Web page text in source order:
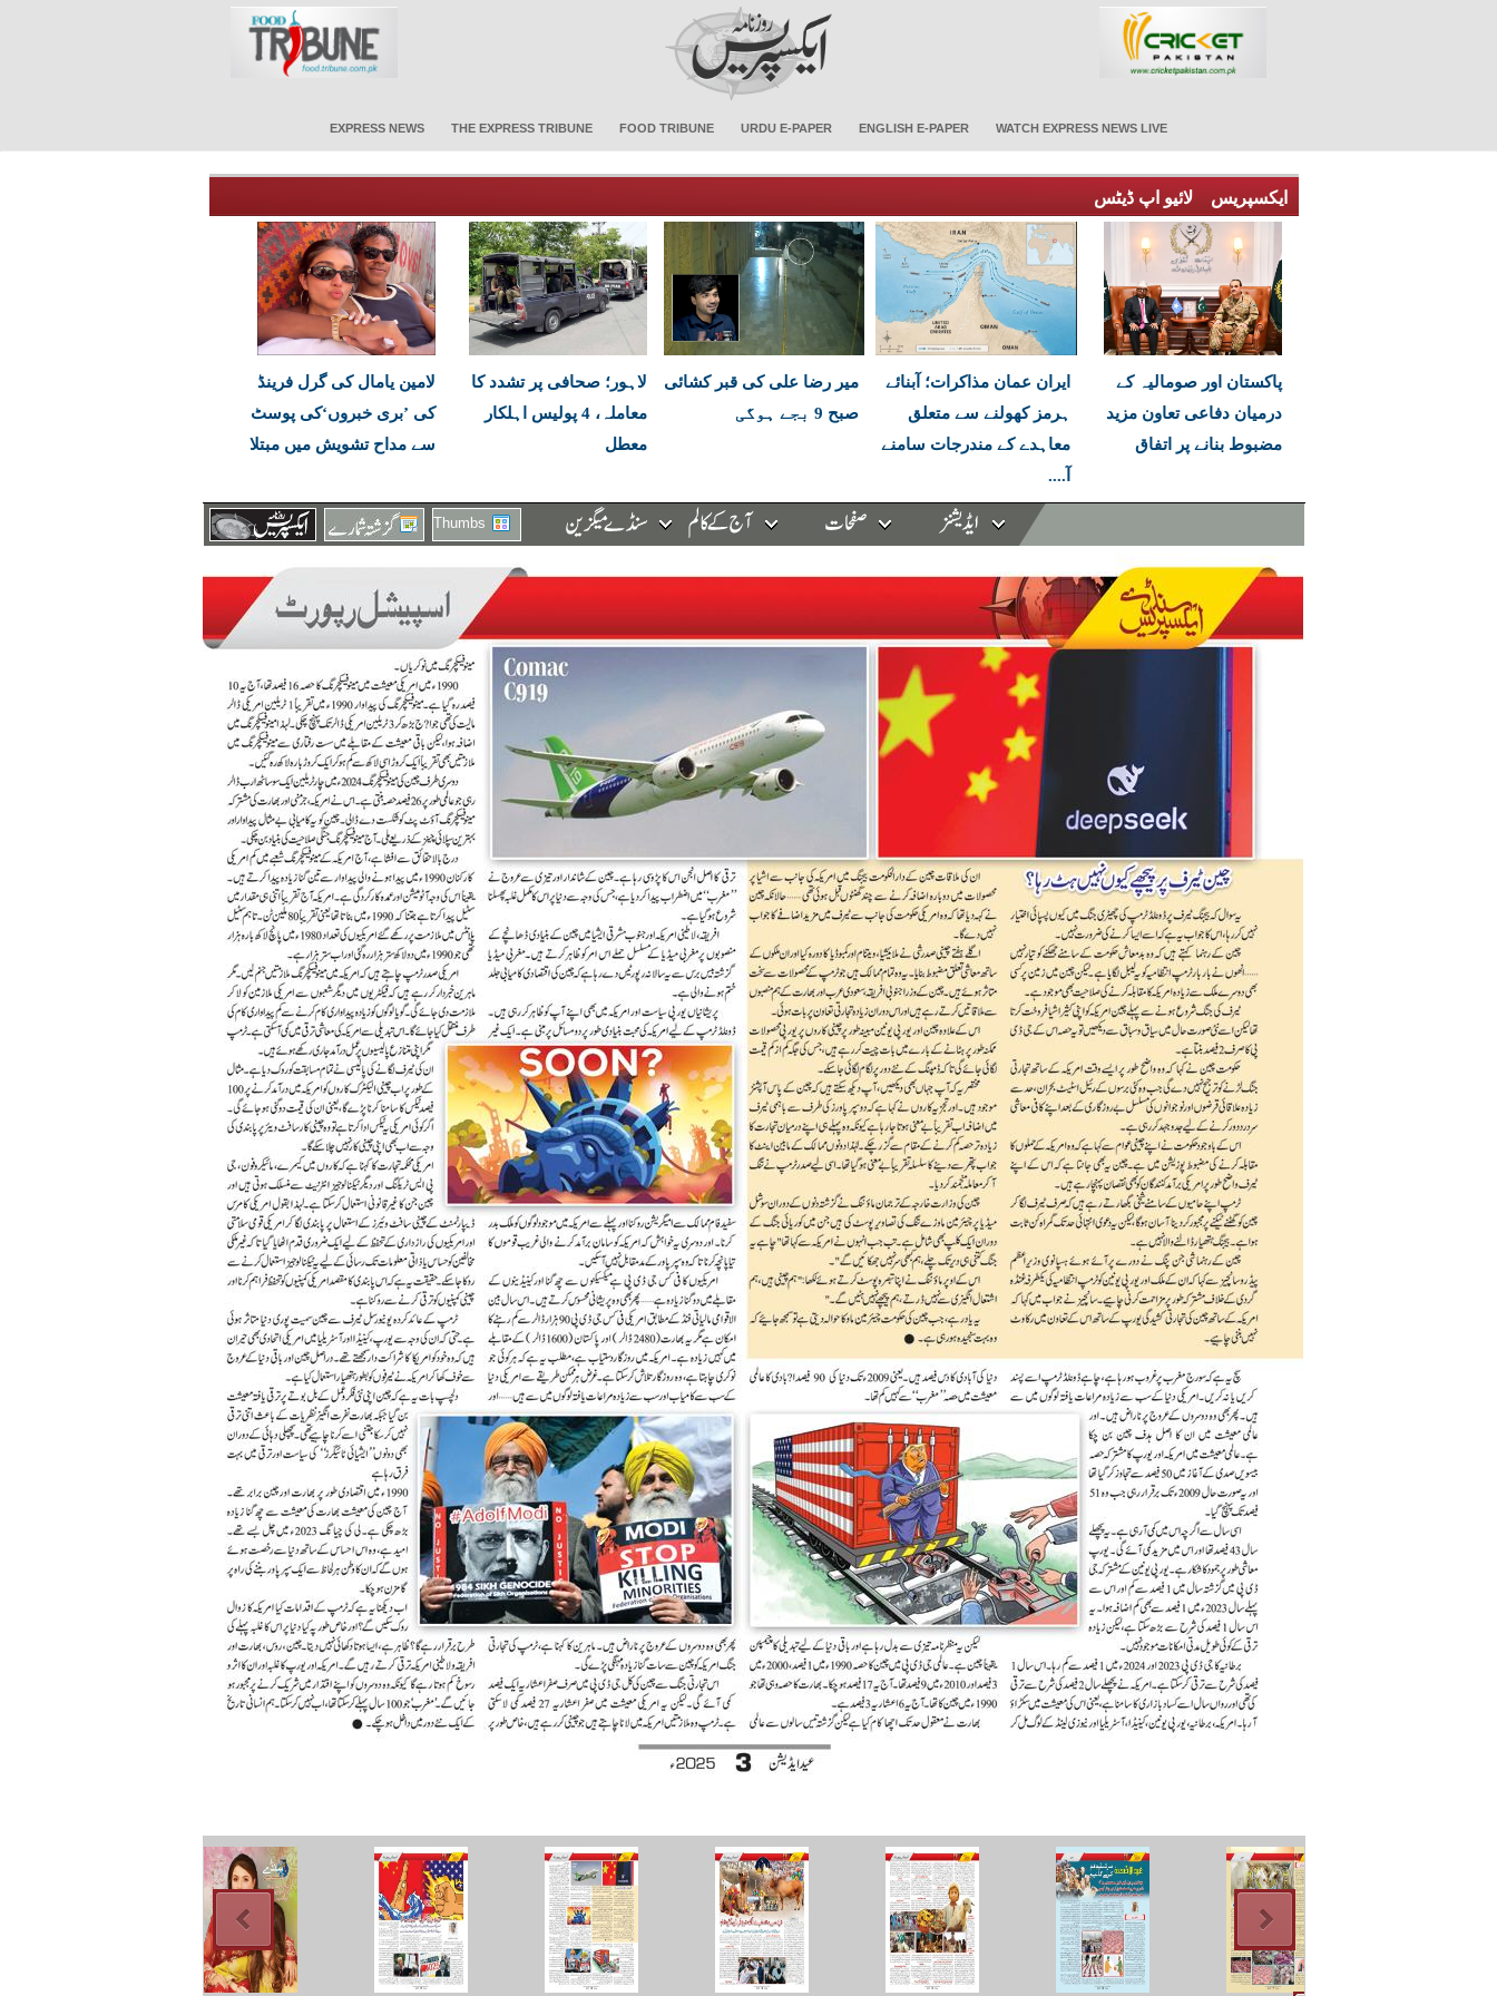
EXPRESS NEWS THE EXPRESS TRIBUNE FOOD TRIBUNE URDU E-PAPER ENGLISH E-PAPER WATCH EXPRESS NEWS LIVE
ایکسپریس لائیو اپ ڈیٹس
پاکستان اور صومالیہ کے
درمیان دفاعی تعاون مزید
مضبوط بنانے پر اتفاق
ایران عمان مذاکرات؛ آبنائے
ہرمز کھولنے سے متعلق
معاہدے کے مندرجات سامنے
آ....
میر رضا علی کی قبر کشائی
صبح 9 بجے ہوگی
لاہور؛ صحافی پر تشدد کا
معاملہ، 4 پولیس اہلکار
معطل
لامین یامال کی گرل فرینڈ
کی ’بری خبروں‘کی پوسٹ
سے مداح تشویش میں مبتلا
Thumbs